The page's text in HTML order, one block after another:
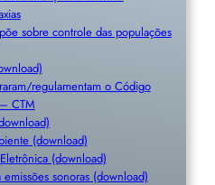
sobre controle das populações
regulamentam o Código
CTM
(download)
(download)
sonoras (download)